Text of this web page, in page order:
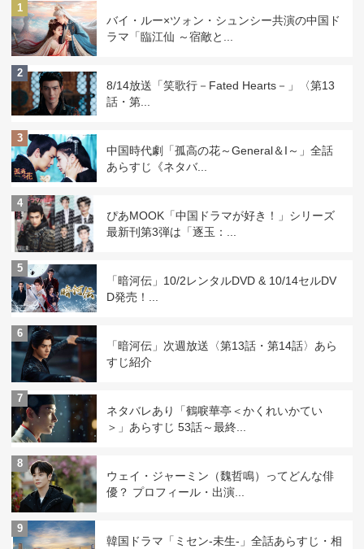
1
バイ・ルー×ツォン・シュンシー共演の中国ド
ラマ「臨江仙 ～宿敵と...
2
8/14放送「笑歌行－Fated Hearts－」〈第13
話・第...
3
中国時代劇「孤高の花～General＆I～」全話
あらすじ《ネタバ...
4
ぴあMOOK「中国ドラマが好き！」シリーズ
最新刊第3弾は「逐玉：...
5
「暗河伝」10/2レンタルDVD & 10/14セルDV
D発売！...
6
「暗河伝」次週放送〈第13話・第14話〉あら
すじ紹介
7
ネタバレあり「鶴唳華亭＜かくれいかてい
＞」あらすじ 53話～最終...
8
ウェイ・ジャーミン（魏哲鳴）ってどんな俳
優？ プロフィール・出演...
9
韓国ドラマ「ミセン-未生-」全話あらすじ・相